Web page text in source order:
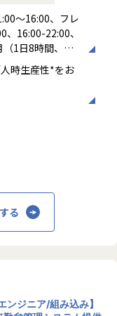
目指し、開発生
効率化勉強会」の
を用いたIaCの推
ような支援施
運用自動化等の
じたBlameless
的コミュニケー
ら有志のエンジ
活発な意見交換が
による変革」を
～16:00、フレ
16:00-22:00、
1日8時間、稼
タイムあり）
均20時間）
時生産性*をお
にかかる時間を
活用できる創造
るベースとなる
時生産性」を
グループの使命
る
ンジニア/組み込み】